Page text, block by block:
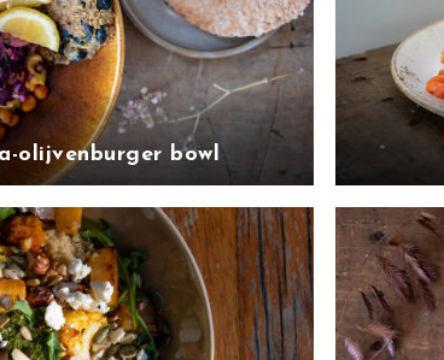
olijvenburger bowl